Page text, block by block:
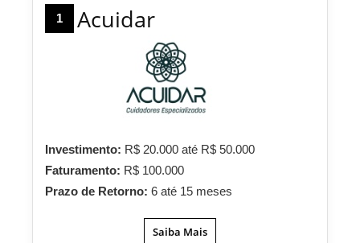
1 Acuidar
Investimento: R$ 20.000 até R$ 50.000
Faturamento: R$ 100.000
Prazo de Retorno: 6 até 15 meses
Saiba Mais